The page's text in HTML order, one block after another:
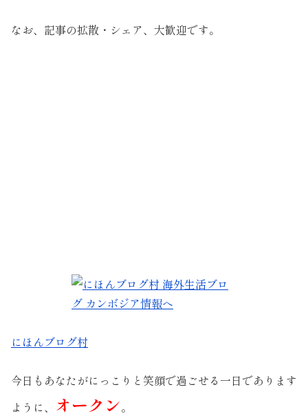
なお、記事の拡散・シェア、大歓迎です。
にほんブログ村
今日もあなたがにっこりと笑顔で過ごせる一日であります
ように、 オークン。